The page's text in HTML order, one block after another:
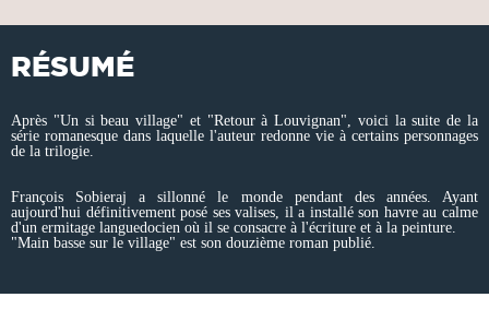
RÉSUMÉ
Après "Un si beau village" et "Retour à Louvignan", voici la suite de la
série romanesque dans laquelle l'auteur redonne vie à certains personnages
de la trilogie.
François Sobieraj a sillonné le monde pendant des années. Ayant
aujourd'hui définitivement posé ses valises, il a installé son havre au calme
d'un ermitage languedocien où il se consacre à l'écriture et à la peinture.
"Main basse sur le village" est son douzième roman publié.